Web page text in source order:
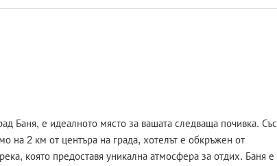
Баня, е идеалното място за вашата следваща почивка. Със
на 2 км от центъра на града, хотелът е обкръжен от
която предоставя уникална атмосфера за отдих. Баня е